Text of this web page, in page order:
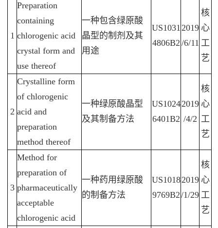
1
Preparation
containing
chlorogenic acid
crystal form and
use thereof
一种包含绿原酸
晶型的制剂及其
用途
US1031
4806B2
2019
/6/11
核
心
工
艺
2
Crystalline form
of chlorogenic
acid and
preparation
method thereof
一种绿原酸晶型
及其制备方法
US1024
6401B2
2019
/4/2
核
心
工
艺
3
Method for
preparation of
pharmaceutically
acceptable
chlorogenic acid
一种药用绿原酸
的制备方法
US1018
9769B2
2019
/1/29
核
心
工
艺